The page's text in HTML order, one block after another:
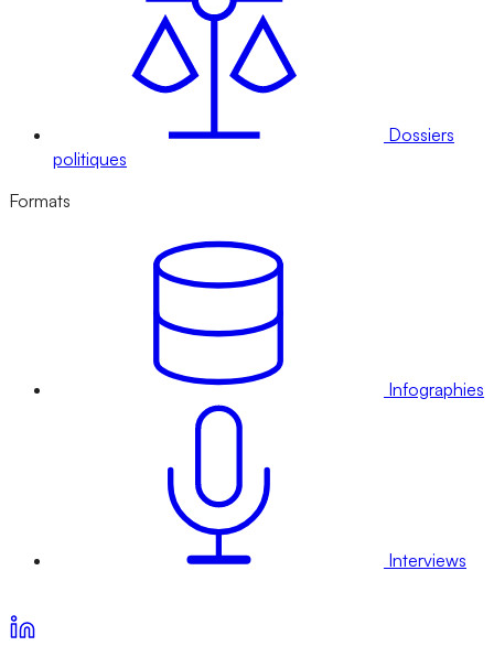
Dossiers
politiques
Formats
Infographies
Interviews